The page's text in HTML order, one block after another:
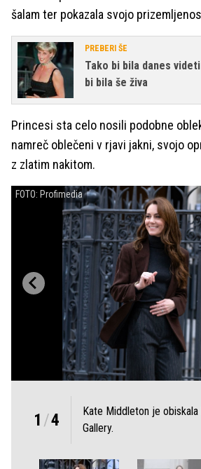
šalam ter pokazala svojo
PREBERI ŠE
Tako bi bila danes
bi bila še živa
Princesi sta celo nosili podobne
namreč oblečeni v rjavi jakni, svojo
z zlatim nakitom.
FOTO: Profimedia
1 /4
Kate Middleton je
Gallery.